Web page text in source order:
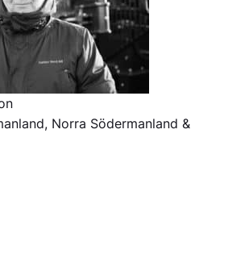
Norra Södermanland &